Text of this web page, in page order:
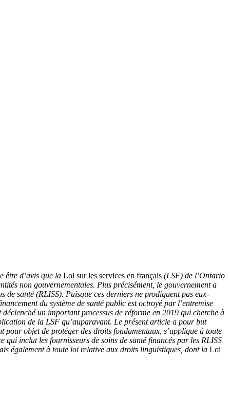
être d’avis que la Loi sur les services en français (LSF) de l’Ontario
non gouvernementales. Plus précisément, le gouvernement a
de santé (RLISS). Puisque ces derniers ne prodiguent pas eux-
du système de santé public est octroyé par l’entremise
un important processus de réforme en 2019 qui cherche à
de la LSF qu’auparavant. Le présent article a pour but
objet de protéger des droits fondamentaux, s’applique à toute
inclut les fournisseurs de soins de santé financés par les RLISS
également à toute loi relative aux droits linguistiques, dont la Loi